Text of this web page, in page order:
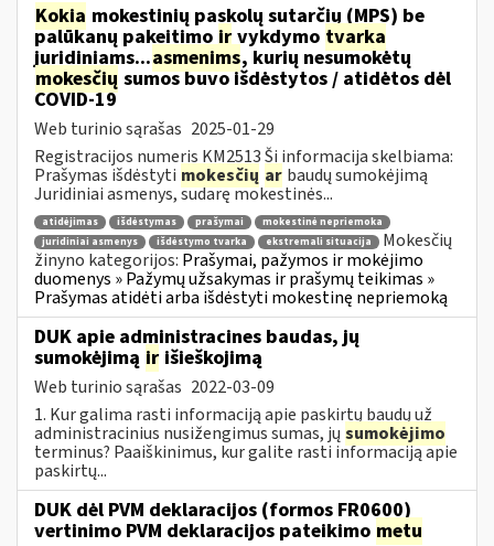
Kokia mokestinių paskolų sutarčių (MPS) be
palūkanų pakeitimo ir vykdymo tvarka
juridiniams...asmenims, kurių nesumokėtų
mokesčių sumos buvo išdėstytos / atidėtos dėl
COVID-19
Web turinio sąrašas 2025-01-29
Registracijos numeris KM2513 Ši informacija skelbiama:
Prašymas išdėstyti mokesčių ar baudų sumokėjimą
Juridiniai asmenys, sudarę mokestinės...
atidėjimas išdėstymas prašymai
mokestinė nepriemoka
juridiniai asmenys
išdėstymo tvarka ekstremali situacija
Mokesčių
žinyno kategorijos: Prašymai, pažymos ir mokėjimo
duomenys » Pažymų užsakymas ir prašymų teikimas »
Prašymas atidėti arba išdėstyti mokestinę nepriemoką
DUK apie administracines baudas, jų
sumokėjimą ir išieškojimą
Web turinio sąrašas 2022-03-09
1. Kur galima rasti informaciją apie paskirtų baudų už
administracinius nusižengimus sumas, jų sumokėjimo
terminus? Paaiškinimus, kur galite rasti informaciją apie
paskirtų...
DUK dėl PVM deklaracijos (formos FR0600)
vertinimo PVM deklaracijos pateikimo metu